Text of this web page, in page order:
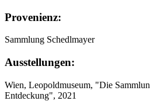
Provenienz:
Sammlung Schedlmayer
Ausstellungen:
Wien, Leopoldmuseum, "Die
Entdeckung", 2021